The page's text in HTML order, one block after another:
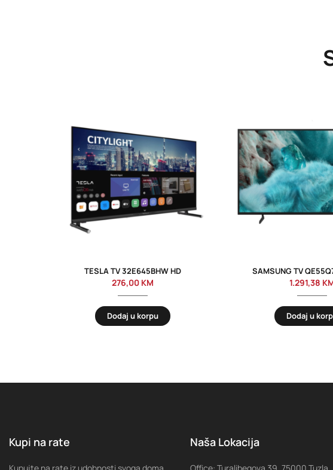
TESLA TV 32E645BHW HD
276,00 KM
Dodaj u korpu
SAMSUNG TV
1.291,38
Dodaj u
Kupi na rate Naša Lokacija